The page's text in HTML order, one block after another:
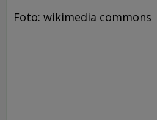
Foto: wikimedia commons